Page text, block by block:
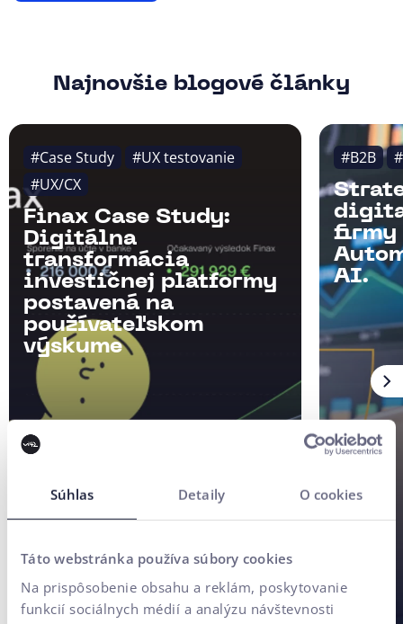
Súhlas Detaily O cookies
Táto webstránka používa súbory cookies
Na prispôsobenie obsahu a reklám, poskytovanie
funkcií sociálnych médií a analýzu návštevnosti
Najnovšie blogové články
#Case Study
#UX testovanie
#UX/CX
Finax Case Study:
Digitálna
transformácia
investičnej platformy
postavená na
používateľskom
výskume
#B2B
firmy
AI.